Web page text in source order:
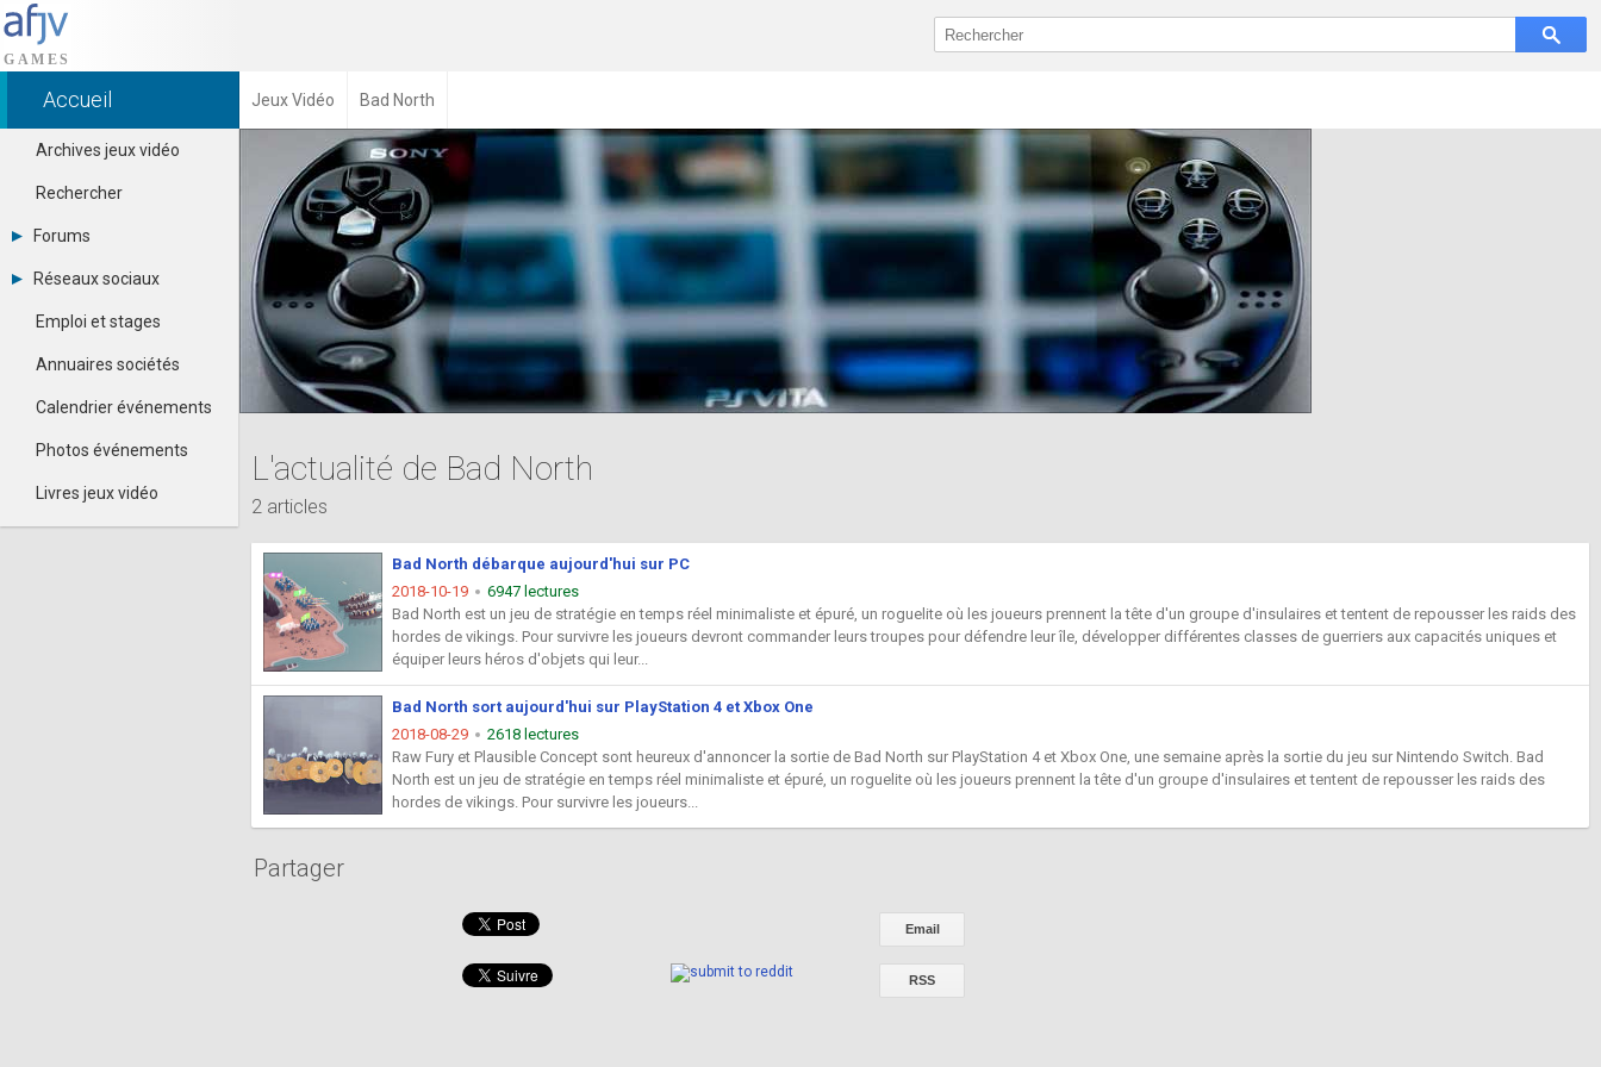
Accueil Jeux Vidéo Bad North
Archives jeux vidéo
Rechercher
Forums
Tous les forums
-
Contacter un modérateur
Réseaux sociaux
Dailymotion
Facebook
Google+
Pinterest
Youtube
Emploi et stages
Annuaires sociétés
Calendrier événements
Photos événements
Livres jeux vidéo
L'actualité de Bad North
2 articles
Bad North débarque aujourd'hui sur PC
2018-10-19
6947 lectures
Bad North est un jeu de stratégie en temps réel minimaliste et épuré, un roguelite où les joueurs prennent la tête d'un groupe d'insulaires et tentent de repousser les raids des
hordes de vikings. Pour survivre les joueurs devront commander leurs troupes pour défendre leur île, développer différentes classes de guerriers aux capacités uniques et
équiper leurs héros d'objets qui leur...
Bad North sort aujourd'hui sur PlayStation 4 et Xbox One
2018-08-29
2618 lectures
Raw Fury et Plausible Concept sont heureux d'annoncer la sortie de Bad North sur PlayStation 4 et Xbox One, une semaine après la sortie du jeu sur Nintendo Switch. Bad
North est un jeu de stratégie en temps réel minimaliste et épuré, un roguelite où les joueurs prennent la tête d'un groupe d'insulaires et tentent de repousser les raids des
hordes de vikings. Pour survivre les joueurs...
Partager
Email
RSS